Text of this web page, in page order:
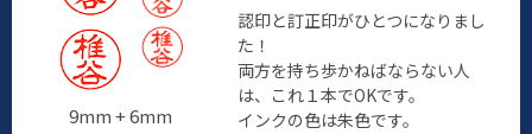
9mm + 6mm
認印と訂正印がひとつになりまし
た！
両方を持ち歩かねばならない人
は、これ１本でOKです。
インクの色は朱色です。